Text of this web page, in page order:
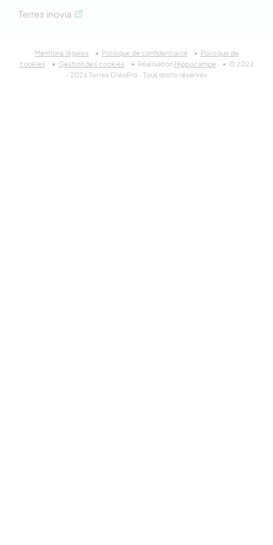
Terres inovia
Mentions légales Politique de confidentialité
Politique de
cookies
Gestion des cookies Réalisation Hippocampe
© 2022
- 2026 Terres OléoPro - Tous droits réservés